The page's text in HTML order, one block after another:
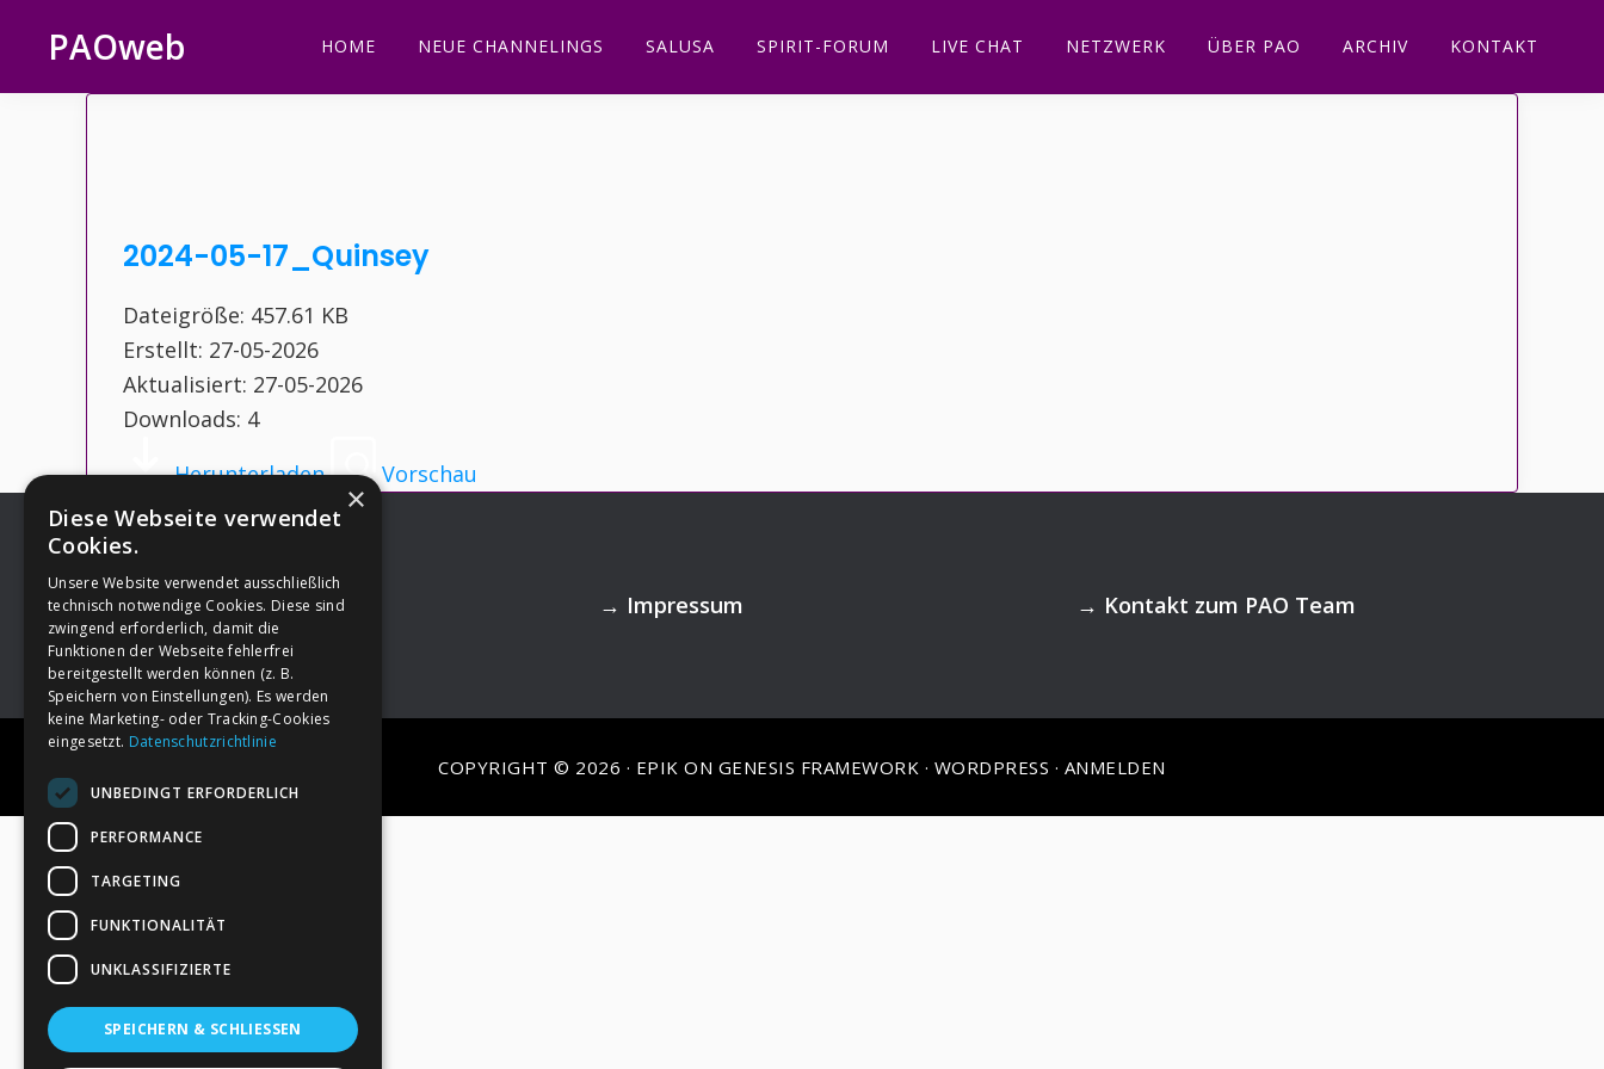
Hauptnavigation
springen
Inhalt
springen
Seitenspalte
springen
Fußzeile
springen
PAOweb HOME NEUE CHANNELINGS SALUSA SPIRIT-FORUM LIVE CHAT NETZWERK ÜBER PAO ARCHIV KONTAKT
2024-05-17_Quinsey
Dateigröße: 457.61 KB
Erstellt: 27-05-2026
Aktualisiert: 27-05-2026
Downloads: 4
Herunterladen
Vorschau
Footer →Deine Spende → Impressum → Kontakt zum PAO Team
COPYRIGHT © 2026 · EPIK ON GENESIS FRAMEWORK · WORDPRESS · ANMELDEN
×
Diese Webseite verwendet
Cookies.
Unsere Website verwendet ausschließlich
technisch notwendige Cookies. Diese sind
zwingend erforderlich, damit die
Funktionen der Webseite fehlerfrei
bereitgestellt werden können (z. B.
Speichern von Einstellungen). Es werden
keine Marketing- oder Tracking-Cookies
eingesetzt. Datenschutzrichtlinie
UNBEDINGT ERFORDERLICH
PERFORMANCE
TARGETING
FUNKTIONALITÄT
UNKLASSIFIZIERTE
SPEICHERN & SCHLIESSEN